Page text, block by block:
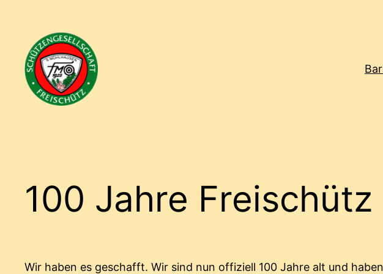
springen
100 Jahre Freischütz
Wir haben es geschafft. Wir sind nun offiziell 100 Jahre alt und